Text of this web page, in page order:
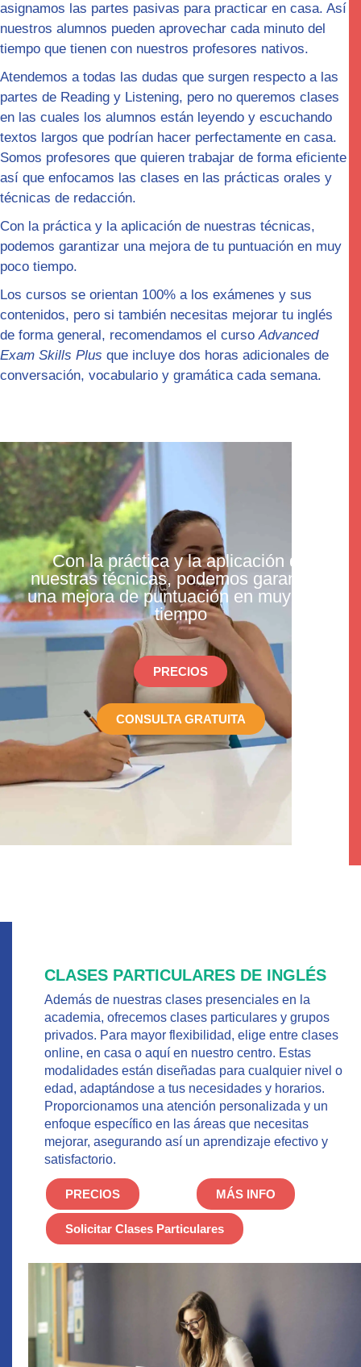
asignamos las partes pasivas para practicar en casa. Así
nuestros alumnos pueden aprovechar cada minuto del
tiempo que tienen con nuestros profesores nativos.
Atendemos a todas las dudas que surgen respecto a las
partes de Reading y Listening, pero no queremos clases
en las cuales los alumnos están leyendo y escuchando
textos largos que podrían hacer perfectamente en casa.
Somos profesores que quieren trabajar de forma eficiente
así que enfocamos las clases en las prácticas orales y
técnicas de redacción.
Con la práctica y la aplicación de nuestras técnicas,
podemos garantizar una mejora de tu puntuación en muy
poco tiempo.
Los cursos se orientan 100% a los exámenes y sus
contenidos, pero si también necesitas mejorar tu inglés
de forma general, recomendamos el cursoAdvanced
Exam Skills Plus que incluye dos horas adicionales de
conversación, vocabulario y gramática cada semana.
Con la práctica y la aplicación de
nuestras técnicas, podemos garantizar
una mejora de puntuación en muy poco
tiempo
PRECIOS
CONSULTA GRATUITA
CLASES PARTICULARES DE INGLÉS
Además de nuestras clases presenciales en la
academia, ofrecemos clases particulares y grupos
privados. Para mayor flexibilidad, elige entre clases
online, en casa o aquí en nuestro centro. Estas
modalidades están diseñadas para cualquier nivel o
edad, adaptándose a tus necesidades y horarios.
Proporcionamos una atención personalizada y un
enfoque específico en las áreas que necesitas
mejorar, asegurando así un aprendizaje efectivo y
satisfactorio.
PRECIOS MÁS INFO
Solicitar Clases Particulares